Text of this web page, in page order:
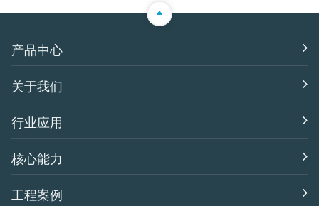
产品中心
关于我们
行业应用
核心能力
工程案例